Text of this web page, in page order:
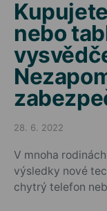
nebo
Posted on
28. 6. 2022
V mnoha
výsledky nové
chytrý telefon